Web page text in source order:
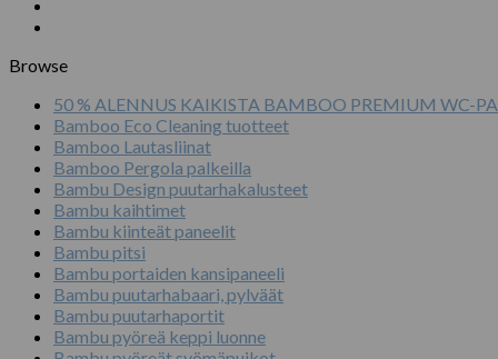
Browse
50 % ALENNUS KAIKISTA BAMBOO PREMIUM WC-
Bamboo Eco Cleaning tuotteet
Bamboo Lautasliinat
Bamboo Pergola palkeilla
Bambu Design puutarhakalusteet
Bambu kaihtimet
Bambu kiinteät paneelit
Bambu pitsi
Bambu portaiden kansipaneeli
Bambu puutarhabaari, pylväät
Bambu puutarhaportit
Bambu pyöreä keppi luonne